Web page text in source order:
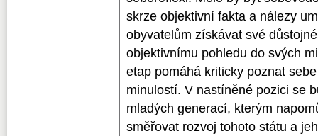
skrze objektivní fakta a nálezy
obyvatelům získávat své
objektivnímu pohledu do svých
etap pomáhá kriticky poznat
minulostí. V nastíněné pozici se
mladých generací, kterým
směřovat rozvoj tohoto státu a